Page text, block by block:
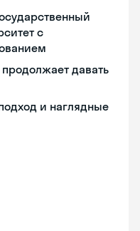
с
давать
и наглядные